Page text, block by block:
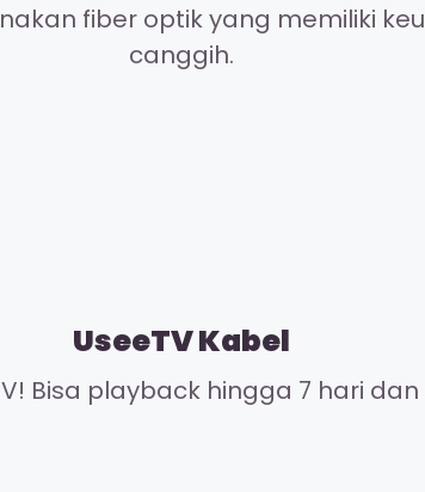
fiber optik yang memiliki
canggih.
UseeTV Kabel
Bisa playback hingga 7 hari